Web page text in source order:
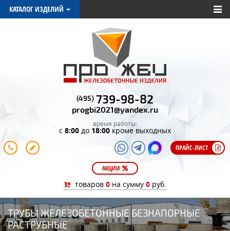
КАТАЛОГ ИЗДЕЛИЙ
(495) 739-98-82
progbi2021@yandex.ru
время работы:
с 8:00 до 18:00 кроме выходных
ПРАЙС-ЛИСТ
АКЦИИ
товаров 0 на сумму 0 руб.
ТРУБЫ ЖЕЛЕЗОБЕТОННЫЕ БЕЗНАПОРНЫЕ
РАСТРУБНЫЕ